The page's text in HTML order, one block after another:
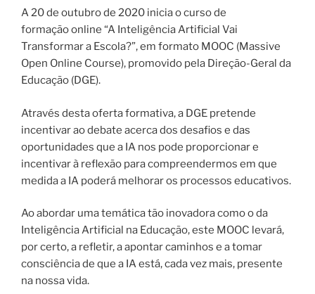
A 20 de outubro de 2020 inicia o curso de
formação online “A Inteligência Artificial Vai
Transformar a Escola?”, em formato MOOC (Massive
Open Online Course), promovido pela Direção-Geral da
Educação (DGE).
Através desta oferta formativa, a DGE pretende
incentivar ao debate acerca dos desafios e das
oportunidades que a IA nos pode proporcionar e
incentivar à reflexão para compreendermos em que
medida a IA poderá melhorar os processos educativos.
Ao abordar uma temática tão inovadora como o da
Inteligência Artificial na Educação, este MOOC levará,
por certo, a refletir, a apontar caminhos e a tomar
consciência de que a IA está, cada vez mais, presente
na nossa vida.